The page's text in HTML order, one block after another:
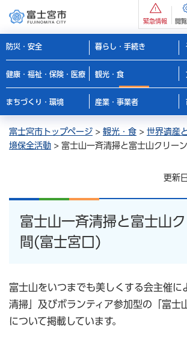
緊急情報 閲
防災・安全 暮らし・手続き
健康・福祉・保険・医療 観光・食
まちづくり・環境 産業・事業者
富士宮市トップページ > 観光・食 > 世界遺産
境保全活動 > 富士山一斉清掃と富士山クリー
更新
富士山一斉清掃と富士山
間(富士宮口)
富士山をいつまでも美しくする会主催に
清掃」及びボランティア参加型の「富士
について掲載しています。